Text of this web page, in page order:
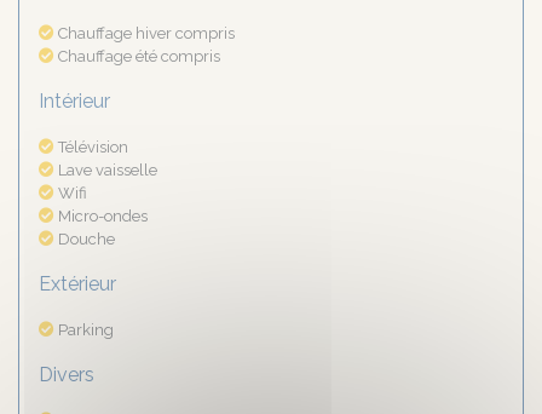
Chauffage hiver compris
Chauffage été compris
Intérieur
Télévision
Lave vaisselle
Wifi
Micro-ondes
Douche
Extérieur
Parking
Divers